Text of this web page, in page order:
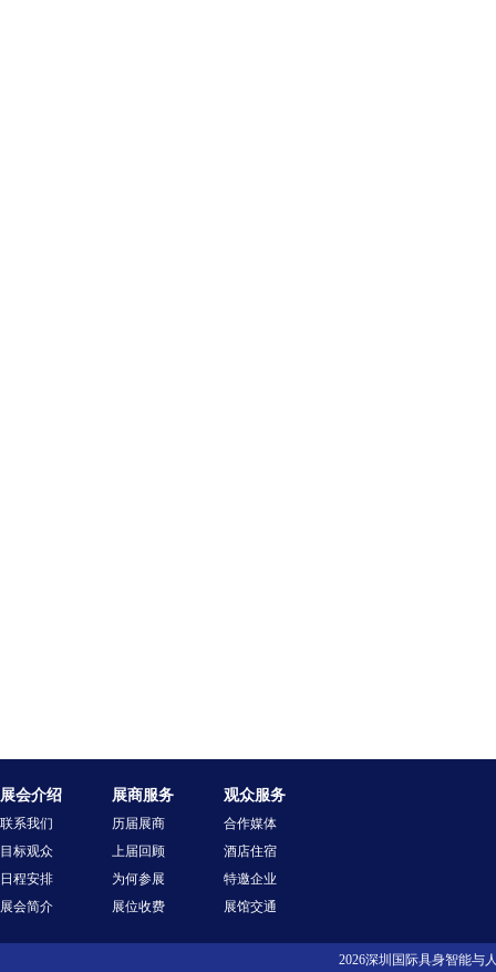
展会介绍
联系我们
目标观众
日程安排
展会简介
展商服务
历届展商
上届回顾
为何参展
展位收费
观众服务
合作媒体
酒店住宿
特邀企业
展馆交通
2026深圳国际具身智能与